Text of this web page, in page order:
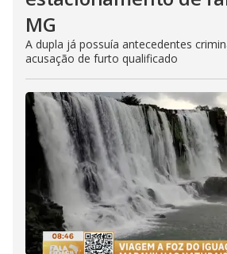
MG
A dupla já possuía antecedentes
acusação de furto qualificado